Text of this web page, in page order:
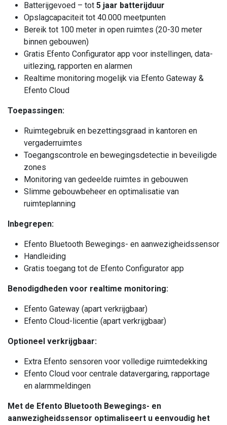
Batterijgevoed – tot 5 jaar batterijduur
Opslagcapaciteit tot 40.000 meetpunten
Bereik tot 100 meter in open ruimtes (20-30 meter
binnen gebouwen)
Gratis Efento Configurator app voor instellingen, data-
uitlezing, rapporten en alarmen
Realtime monitoring mogelijk via Efento Gateway &
Efento Cloud
Toepassingen:
Ruimtegebruik en bezettingsgraad in kantoren en
vergaderruimtes
Toegangscontrole en bewegingsdetectie in beveiligde
zones
Monitoring van gedeelde ruimtes in gebouwen
Slimme gebouwbeheer en optimalisatie van
ruimteplanning
Inbegrepen:
Efento Bluetooth Bewegings- en aanwezigheidssensor
Handleiding
Gratis toegang tot de Efento Configurator app
Benodigdheden voor realtime monitoring:
Efento Gateway (apart verkrijgbaar)
Efento Cloud-licentie (apart verkrijgbaar)
Optioneel verkrijgbaar:
Extra Efento sensoren voor volledige ruimtedekking
Efento Cloud voor centrale datavergaring, rapportage
en alarmmeldingen
Met de Efento Bluetooth Bewegings- en
aanwezigheidssensor optimaliseert u eenvoudig het